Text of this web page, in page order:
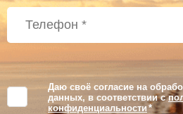
Даю своё согласие на
данных, в соответствии с
конфиденциальности *